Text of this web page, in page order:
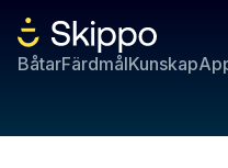
BåtarFärdmålKunskap